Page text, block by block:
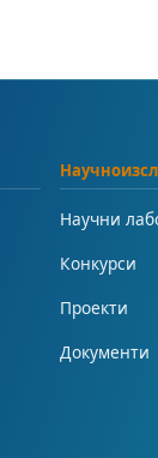
Научни
Конкурси
Проекти
Документи